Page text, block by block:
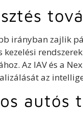
irányban zajlik
Az IAV és a
az
autós